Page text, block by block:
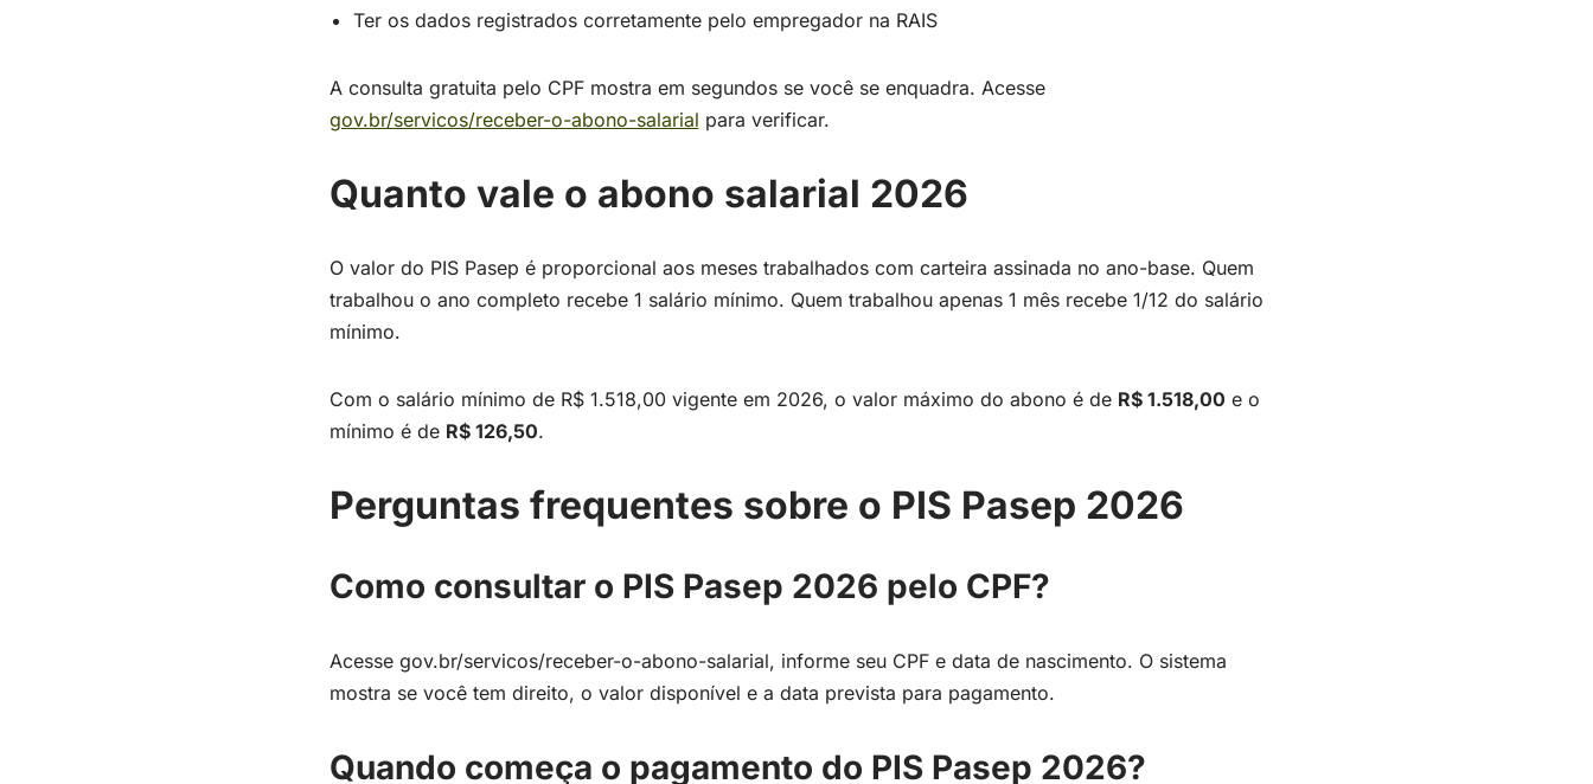
Ter os dados registrados corretamente pelo empregador na RAIS
A consulta gratuita pelo CPF mostra em segundos se você se enquadra. Acesse
gov.br/servicos/receber-o-abono-salarial para verificar.
Quanto vale o abono salarial 2026
O valor do PIS Pasep é proporcional aos meses trabalhados com carteira assinada no ano-base. Quem
trabalhou o ano completo recebe 1 salário mínimo. Quem trabalhou apenas 1 mês recebe 1/12 do salário
mínimo.
Com o salário mínimo de R$ 1.518,00 vigente em 2026, o valor máximo do abono é de R$ 1.518,00 e o
mínimo é de R$ 126,50.
Perguntas frequentes sobre o PIS Pasep 2026
Como consultar o PIS Pasep 2026 pelo CPF?
Acesse gov.br/servicos/receber-o-abono-salarial, informe seu CPF e data de nascimento. O sistema
mostra se você tem direito, o valor disponível e a data prevista para pagamento.
Quando começa o pagamento do PIS Pasep 2026?